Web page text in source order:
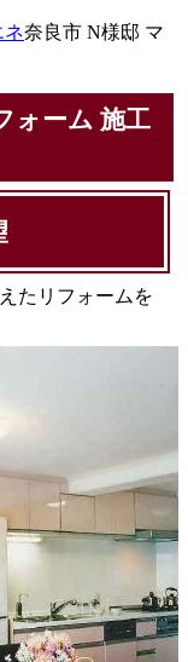
ネ奈良市 N様邸 マ
ォーム 施工
たリフォームを